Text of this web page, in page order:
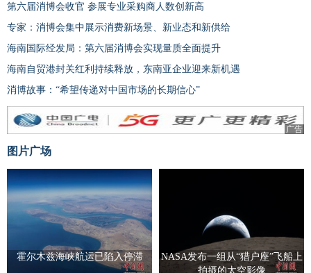
第六届消博会收官 参展专业采购商人数创新高
专家：消博会集中展示消费新场景、新业态和新供给
海南国际经发局：第六届消博会实现量质全面提升
海南自贸港封关红利持续释放，东南亚企业迎来新机遇
消博故事：“希望传递对中国市场的长期信心”
广告
图片广场
霍尔木兹海峡航运已陷入停滞
NASA发布一组从“猎户座”飞船上
拍摄的太空影像